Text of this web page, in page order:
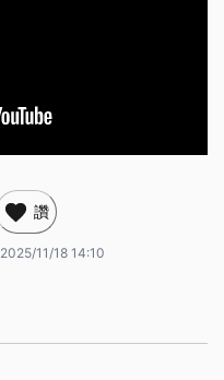
讚
2025/11/18 14:10